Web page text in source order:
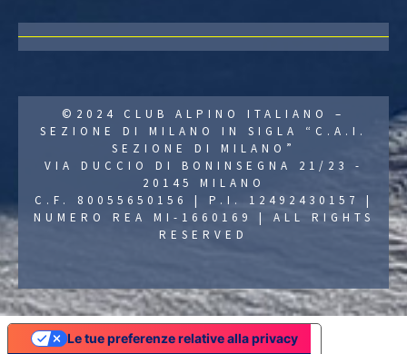
©2024 CLUB ALPINO ITALIANO –
SEZIONE DI MILANO IN SIGLA “C.A.I.
SEZIONE DI MILANO”
VIA DUCCIO DI BONINSEGNA 21/23 -
20145 MILANO
C.F. 80055650156 | P.I. 12492430157 |
NUMERO REA MI-1660169 | ALL RIGHTS
RESERVED
Le tue preferenze relative alla privacy